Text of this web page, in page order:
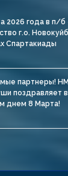
2026 года в п/
г.о.
Спартакиады
партнеры!
поздравляет
днем 8 Марта!